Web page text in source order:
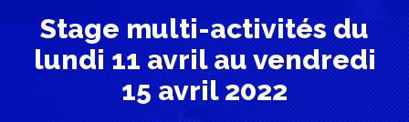
Stage multi-activités du
lundi 11 avril au vendredi
15 avril 2022